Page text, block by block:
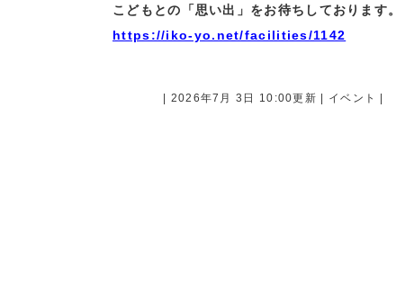
こどもとの「思い出」をお待ちしております。
https://iko-yo.net/facilities/1142
| 2026年7月 3日 10:00更新 | イベント |